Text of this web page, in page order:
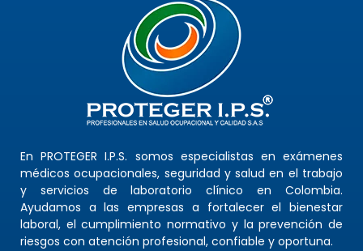
En PROTEGER I.P.S. somos especialistas en exámenes
médicos ocupacionales, seguridad y salud en el trabajo
y servicios de laboratorio clínico en Colombia.
Ayudamos a las empresas a fortalecer el bienestar
laboral, el cumplimiento normativo y la prevención de
riesgos con atención profesional, confiable y oportuna.